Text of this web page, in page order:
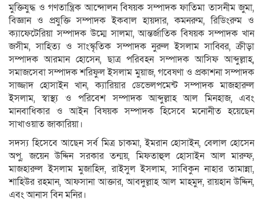
মুক্তিযুদ্ধ ও গণতান্ত্রিক আন্দোলন বিষয়ক সম্পাদক ফাতিমা তাসনীম জুমা,
বিজ্ঞান ও প্রযুক্তি সম্পাদক ইকবাল হায়দার, কমনরুম, রিডিংরুম ও
ক্যাফেটেরিয়া সম্পাদক উম্মে সালমা, আন্তর্জাতিক বিষয়ক সম্পাদক খান
জসীম, সাহিত্য ও সাংস্কৃতিক সম্পাদক নুরুল ইসলাম সাব্বির, ক্রীড়া
সম্পাদক আরমান হোসেন, ছাত্র পরিবহন সম্পাদক আসিফ আব্দুল্লাহ,
সমাজসেবা সম্পাদক শরিফুল ইসলাম মুয়াজ, গবেষণা ও প্রকাশনা সম্পাদক
সাজ্জাদ হোসাইন খান, ক্যারিয়ার ডেভেলপমেন্ট সম্পাদক মাজহারুল
ইসলাম, স্বাস্থ্য ও পরিবেশ সম্পাদক আব্দুল্লাহ আল মিনহাজ, এবং
মানবাধিকার ও আইন বিষয়ক সম্পাদক হিসেবে মনোনীত হয়েছেন
সাখাওয়াত জাকারিয়া।
সদস্য হিসেবে আছেন সর্ব মিত্র চাকমা, ইমরান হোসাইন, বেলাল হোসেন
অপু, জয়েন উদ্দিন সরকার তন্ময়, মিফতাহুল হোসাইন আল মারুফ,
মাজহারুল ইসলাম মুজাহিদ, রাইসুল ইসলাম, সাবিকুন নাহার তামান্না,
শাহিউর রহমান, আফসানা আক্তার, আবদুল্লাহ আল মাহমুদ, রায়হান উদ্দিন,
এবং আনাস বিন মনির।